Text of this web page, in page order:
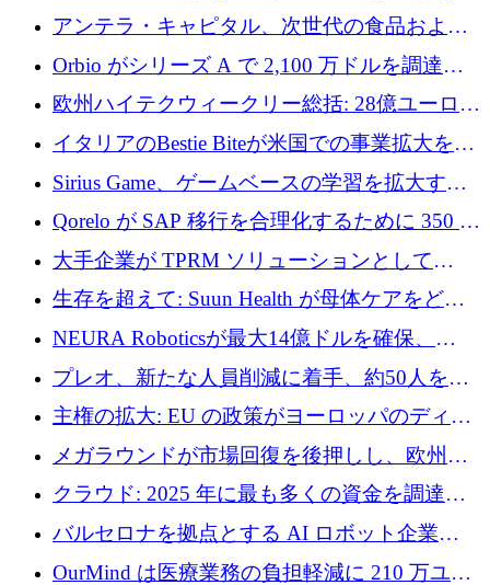
者補助金で 10 周年を迎える
アンテラ・キャピタル、次世代の食品および
アグリテクノロジーのイノベーションを支援
するファンド III の初回クローズ額が 1 億ドル
に到達
Orbio がシリーズ A で 2,100 万ドルを調達、
AI 労働力管理を世界の最前線の労働者に提供
欧州ハイテクウィークリー総括: 28億ユーロの
取引と5月のハイライト
イタリアのBestie Biteが米国での事業拡大を加
速するために150万ユーロを調達
Sirius Game、ゲームベースの学習を拡大する
ために 130 万ユーロの資金調達を完了
Qorelo が SAP 移行を合理化するために 350 万
ドルを調達
大手企業が TPRM ソリューションとして
Vanta を選択する理由
生存を超えて: Suun Health が母体ケアをどの
ように再考しているか
NEURA Roboticsが最大14億ドルを確保、
Bending Spoonsが米国IPOを申請、英国首相が
4億ポンドのチップ計画を発表
プレオ、新たな人員削減に着手、約50人を解
雇
主権の拡大: EU の政策がヨーロッパのディー
プテック戦略をどのように再構築しているか
メガラウンドが市場回復を後押しし、欧州の
ハイテク資金調達は5月に105億ユーロに回復
クラウド: 2025 年に最も多くの資金を調達し
た 10 社
バルセロナを拠点とする AI ロボット企業
Theker が 8,500 万ドルを調達
OurMind は医療業務の負担軽減に 210 万ユー